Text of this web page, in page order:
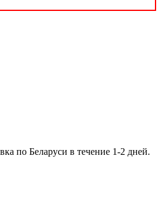
по Беларуси в течение 1-2 дней.